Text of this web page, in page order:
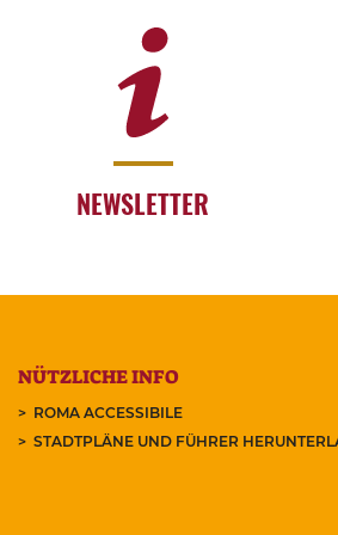
NEWSLETTER
NÜTZLICHE INFO
ROMA ACCESSIBILE
STADTPLÄNE UND FÜHRER